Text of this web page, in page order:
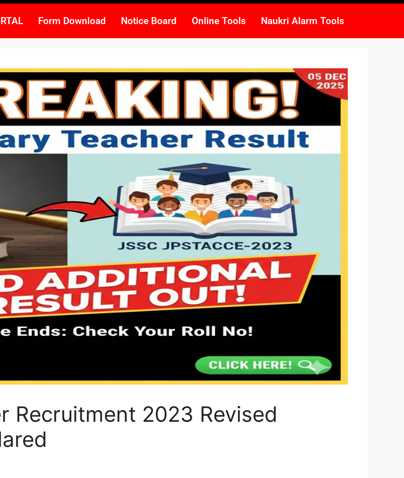
Form Download Notice Board Online Tools Naukri Alarm Tools
Recruitment 2023 Revised